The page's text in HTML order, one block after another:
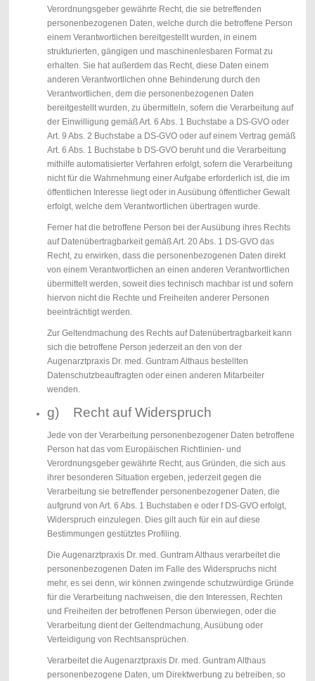
Verordnungsgeber gewährte Recht, die sie betreffenden
personenbezogenen Daten, welche durch die betroffene Person
einem Verantwortlichen bereitgestellt wurden, in einem
strukturierten, gängigen und maschinenlesbaren Format zu
erhalten. Sie hat außerdem das Recht, diese Daten einem
anderen Verantwortlichen ohne Behinderung durch den
Verantwortlichen, dem die personenbezogenen Daten
bereitgestellt wurden, zu übermitteln, sofern die Verarbeitung auf
der Einwilligung gemäß Art. 6 Abs. 1 Buchstabe a DS-GVO oder
Art. 9 Abs. 2 Buchstabe a DS-GVO oder auf einem Vertrag gemäß
Art. 6 Abs. 1 Buchstabe b DS-GVO beruht und die Verarbeitung
mithilfe automatisierter Verfahren erfolgt, sofern die Verarbeitung
nicht für die Wahrnehmung einer Aufgabe erforderlich ist, die im
öffentlichen Interesse liegt oder in Ausübung öffentlicher Gewalt
erfolgt, welche dem Verantwortlichen übertragen wurde.
Ferner hat die betroffene Person bei der Ausübung ihres Rechts
auf Datenübertragbarkeit gemäß Art. 20 Abs. 1 DS-GVO das
Recht, zu erwirken, dass die personenbezogenen Daten direkt
von einem Verantwortlichen an einen anderen Verantwortlichen
übermittelt werden, soweit dies technisch machbar ist und sofern
hiervon nicht die Rechte und Freiheiten anderer Personen
beeinträchtigt werden.
Zur Geltendmachung des Rechts auf Datenübertragbarkeit kann
sich die betroffene Person jederzeit an den von der
Augenarztpraxis Dr. med. Guntram Althaus bestellten
Datenschutzbeauftragten oder einen anderen Mitarbeiter
wenden.
g) Recht auf Widerspruch
Jede von der Verarbeitung personenbezogener Daten betroffene
Person hat das vom Europäischen Richtlinien- und
Verordnungsgeber gewährte Recht, aus Gründen, die sich aus
ihrer besonderen Situation ergeben, jederzeit gegen die
Verarbeitung sie betreffender personenbezogener Daten, die
aufgrund von Art. 6 Abs. 1 Buchstaben e oder f DS-GVO erfolgt,
Widerspruch einzulegen. Dies gilt auch für ein auf diese
Bestimmungen gestütztes Profiling.
Die Augenarztpraxis Dr. med. Guntram Althaus verarbeitet die
personenbezogenen Daten im Falle des Widerspruchs nicht
mehr, es sei denn, wir können zwingende schutzwürdige Gründe
für die Verarbeitung nachweisen, die den Interessen, Rechten
und Freiheiten der betroffenen Person überwiegen, oder die
Verarbeitung dient der Geltendmachung, Ausübung oder
Verteidigung von Rechtsansprüchen.
Verarbeitet die Augenarztpraxis Dr. med. Guntram Althaus
personenbezogene Daten, um Direktwerbung zu betreiben, so